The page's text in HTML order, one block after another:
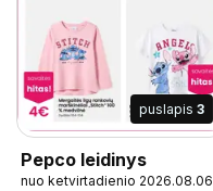
puslapis 3
Pepco leidinys
nuo ketvirtadienio 2026.08.06